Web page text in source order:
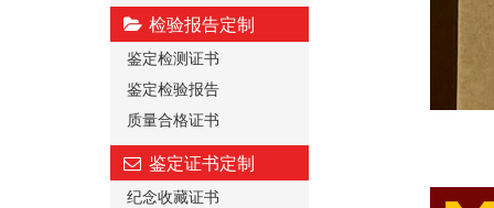
检验报告定制
鉴定检测证书
鉴定检验报告
质量合格证书
鉴定证书定制
纪念收藏证书